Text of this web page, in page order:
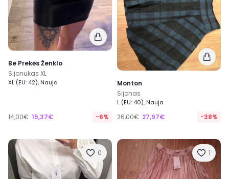
Be Prekės Ženklo
Sijonukas XL
XL (EU: 42), Nauja
14,00€ 15,37€ -6%
Monton
Sijonas
L (EU: 40), Nauja
26,00€ 27,97€ -38%
0 1